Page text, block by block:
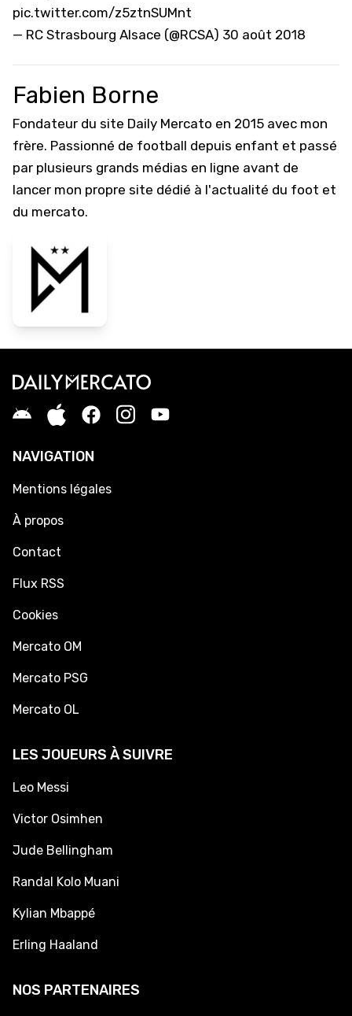
pic.twitter.com/z5ztnSUMnt
— RC Strasbourg Alsace (@RCSA) 30 août 2018
Fabien Borne
Fondateur du site Daily Mercato en 2015 avec mon
frère. Passionné de football depuis enfant et passé
par plusieurs grands médias en ligne avant de
lancer mon propre site dédié à l'actualité du foot et
du mercato.
NAVIGATION
Mentions légales
À propos
Contact
Flux RSS
Cookies
Mercato OM
Mercato PSG
Mercato OL
LES JOUEURS À SUIVRE
Leo Messi
Victor Osimhen
Jude Bellingham
Randal Kolo Muani
Kylian Mbappé
Erling Haaland
NOS PARTENAIRES